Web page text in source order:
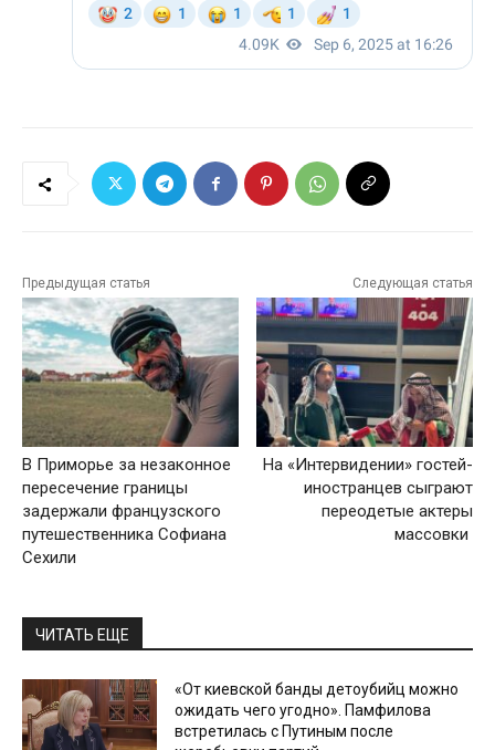
Предыдущая статья
В Приморье за незаконное
пересечение границы
задержали французского
путешественника Софиана
Сехили
Следующая статья
На «Интервидении» гостей-
иностранцев сыграют
переодетые актеры
массовки
ЧИТАТЬ ЕЩЕ
«От киевской банды детоубийц можно
ожидать чего угодно». Памфилова
встретилась с Путиным после